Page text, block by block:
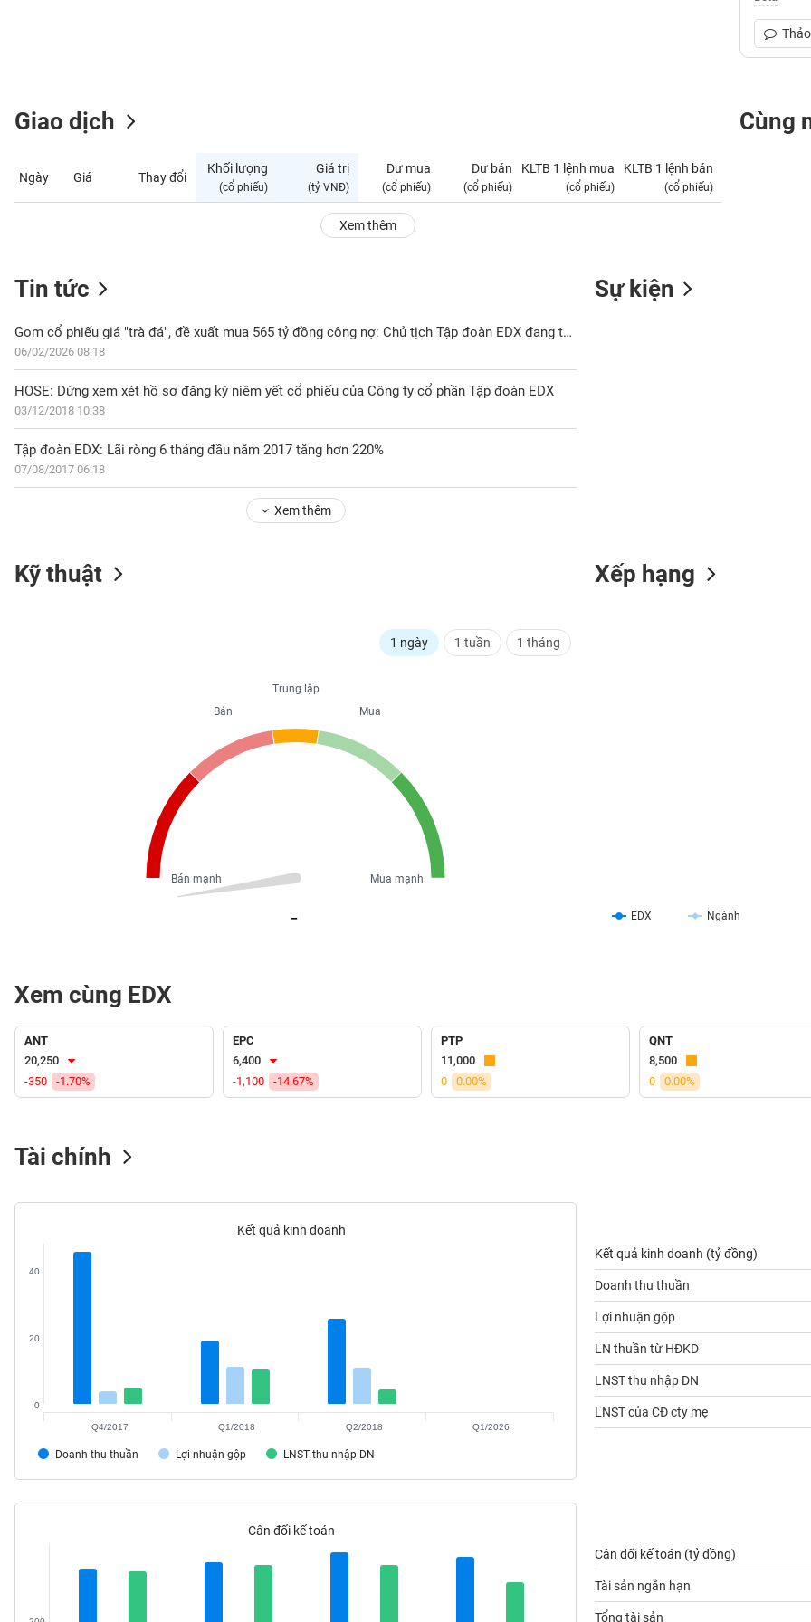
Giao dịch
Ngày Giá Thay đổi
Khối lượng
(cổ phiếu)
Giá trị
(tỷ VNĐ)
Dư mua
(cổ phiếu)
Dư bán
(cổ phiếu)
KLTB 1 lệnh mua
(cổ phiếu)
KLTB 1 lệnh bán
(cổ phiếu)
Xem thêm
Cùng
Tin tức
Gom cổ phiếu giá "trà đá", đề xuất mua 565 tỷ đồng công nợ: Chủ tịch Tập đoàn EDX đang toan tính gì?
06/02/2026 08:18
HOSE: Dừng xem xét hồ sơ đăng ký niêm yết cổ phiếu của Công ty cổ phần Tập đoàn EDX
03/12/2018 10:38
Tập đoàn EDX: Lãi ròng 6 tháng đầu năm 2017 tăng hơn 220%
07/08/2017 06:18
Xem thêm
Sự kiện
Kỹ thuật
1 ngày 1 tuần 1 tháng
Trung lập
Mua
Mua mạnh
Bán
Bán mạnh
Xếp hạng
EDX Ngành
Xem cùng EDX
ANT
20,250
-350
-1.70%
EPC
6,400
-1,100
-14.67%
PTP
11,000
0
0.00%
QNT
8,500
0
0.00%
Tài chính
Kết quả kinh doanh
Doanh thu thuần Lợi nhuận gộp LNST thu nhập DN
0
20
40
Q4/2017 Q1/2018 Q2/2018 Q1/2026
Kết quả kinh doanh (tỷ đồng)
Doanh thu thuần
Lợi nhuận gộp
LN thuần từ HĐKD
LNST thu nhập DN
LNST của CĐ cty mẹ
Cân đối kế toán
Cân đối kế toán (tỷ đồng)
Tài sản ngắn hạn
Tổng tài sản
CÁ
NHÂN
TÍCH
VĨ
MÔ
NGÀNH
NGHIỆP
DỮ
LIỆU
(-)
SECTOR
LIỆU